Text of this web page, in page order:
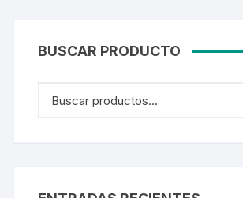
BUSCAR PRODUCTO